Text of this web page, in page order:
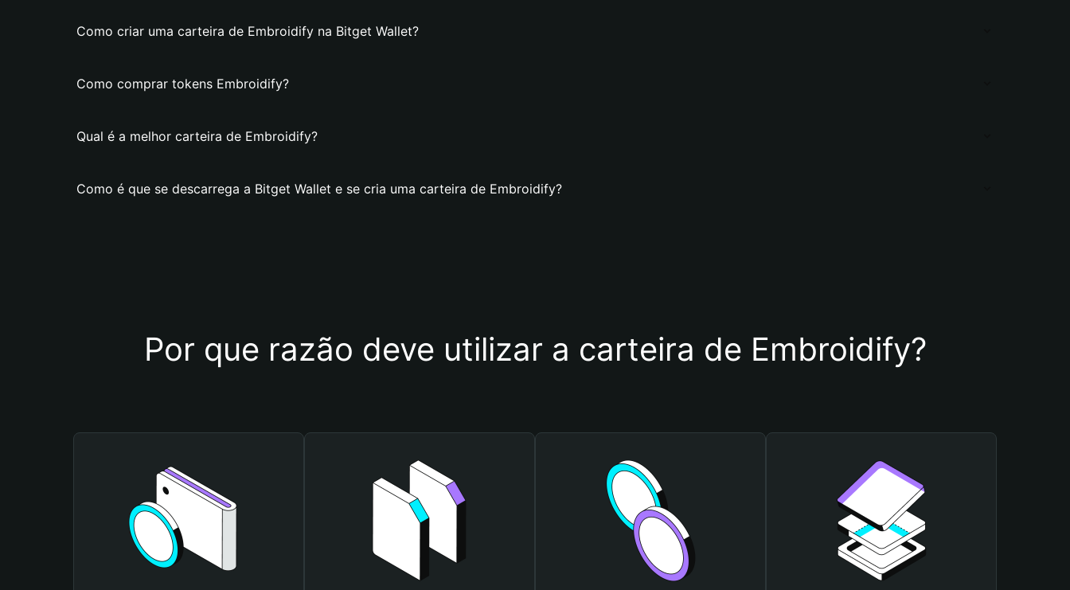
Como criar uma carteira de Embroidify na Bitget Wallet?
Como comprar tokens Embroidify?
Qual é a melhor carteira de Embroidify?
Como é que se descarrega a Bitget Wallet e se cria uma carteira de Embroidify?
Por que razão deve utilizar a carteira de Embroidify?